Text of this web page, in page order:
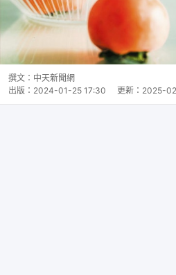
撰文： 中天新聞網
出版： 2024-01-25 17:30 更新： 2025-